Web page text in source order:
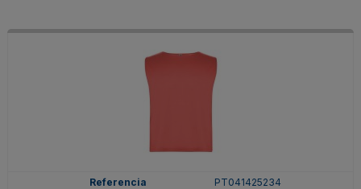
PT041425234